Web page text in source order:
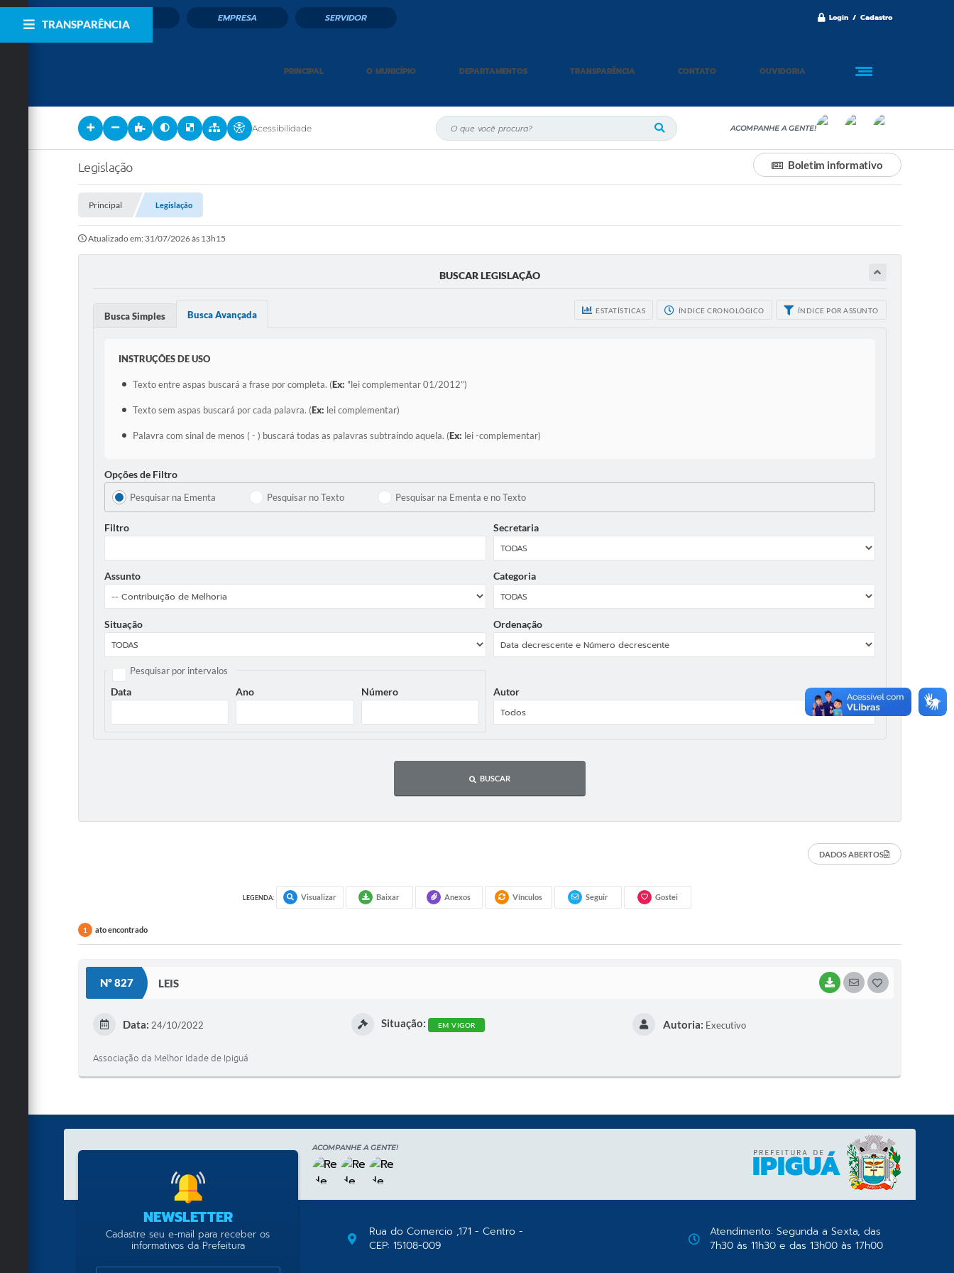
Login / Cadastro
CIDADÃO EMPRESA SERVIDOR
PRINCIPAL O MUNICÍPIO DEPARTAMENTOS TRANSPARÊNCIA CONTATO OUVIDORIA
Acessibilidade ACOMPANHE A GENTE!
TRANSPARÊNCIA
Legislação Boletim informativo
Principal Legislação
Atualizado em: 31/07/2026 às 13h15
BUSCAR LEGISLAÇÃO
ESTATÍSTICAS ÍNDICE CRONOLÓGICO ÍNDICE POR ASSUNTO
Busca Simples Busca Avançada
INSTRUÇÕES DE USO
Texto entre aspas buscará a frase por completa. (Ex: "lei complementar 01/2012”)
Texto sem aspas buscará por cada palavra. (Ex: lei complementar)
Palavra com sinal de menos ( - ) buscará todas as palavras subtraindo aquela. (Ex: lei -complementar)
Opções de Filtro
Pesquisar na Ementa Pesquisar no Texto Pesquisar na Ementa e no Texto
Filtro Secretaria
Assunto Categoria
Situação Ordenação
Pesquisar por intervalos
Data Ano Número Autor
BUSCAR
DADOS ABERTOS
LEGENDA: Visualizar Baixar Anexos Vínculos Seguir Gostei
1 ato encontrado
Nº 827 LEIS BAIXARSEGUIRG
Data: 24/10/2022 Situação: EM VIGOR Autoria: Executivo
Associação da Melhor Idade de Ipiguá
ACOMPANHE A GENTE!
NEWSLETTER
Cadastre seu e-mail para receber os
informativos da Prefeitura
Rua do Comercio ,171 - Centro -
CEP: 15108-009
Atendimento: Segunda a Sexta, das
7h30 às 11h30 e das 13h00 às 17h00